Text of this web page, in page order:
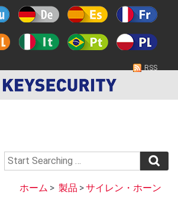
RSS
ホーム > 製品 >サイレン・ホーン